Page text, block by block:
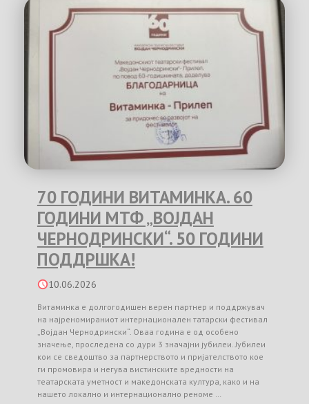
70 ГОДИНИ ВИТАМИНКА. 60
ГОДИНИ МТФ „ВОЈДАН
ЧЕРНОДРИНСКИ“. 50 ГОДИНИ
ПОДДРШКА!
10.06.2026
Витаминка е долгогодишен верен партнер и поддржувач
на најреномираниот интернационален татарски фестивал
„Војдан Чернодрински“. Оваа година е од особено
значење, проследена со дури 3 значајни јубилеи. Јубилеи
кои се сведоштво за партнерството и пријателството кое
ги промовира и негува вистинските вредности на
театарската уметност и македонската култура, како и на
нашето локално и интернационално реноме …